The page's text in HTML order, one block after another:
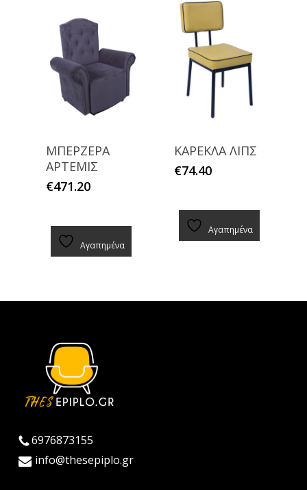
ΜΠΕΡΖΕΡΑ
ΑΡΤΕΜΙΣ
€471.20
Αγαπημένα
ΚΑΡΕΚΛΑ ΛΙΠΣ
€74.40
Αγαπημένα
6976873155
info@thesepiplo.gr